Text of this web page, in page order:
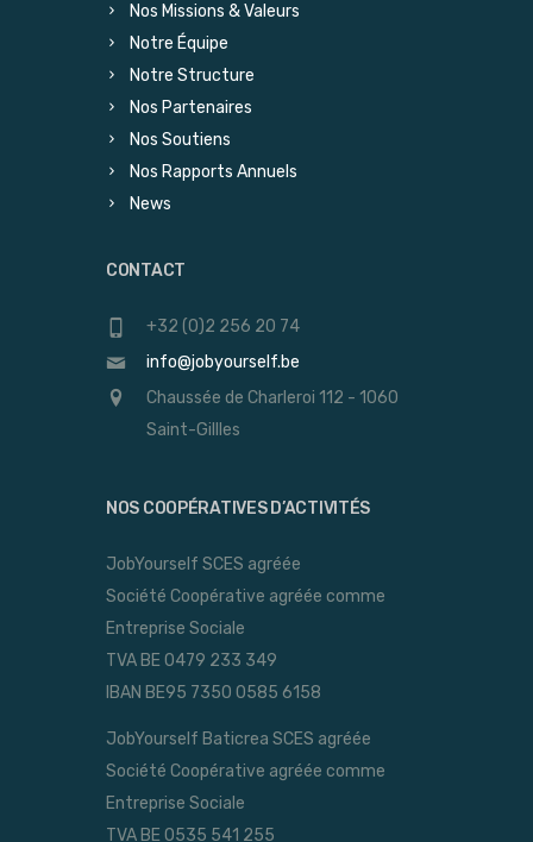
Nos Missions & Valeurs
Notre Équipe
Notre Structure
Nos Partenaires
Nos Soutiens
Nos Rapports Annuels
News
CONTACT
+32 (0)2 256 20 74
info@jobyourself.be
Chaussée de Charleroi 112 - 1060
Saint-Gillles
NOS COOPÉRATIVES D’ACTIVITÉS
JobYourself SCES agréée
Société Coopérative agréée comme
Entreprise Sociale
TVA BE 0479 233 349
IBAN BE95 7350 0585 6158
JobYourself Baticrea SCES agréée
Société Coopérative agréée comme
Entreprise Sociale
TVA BE 0535 541 255